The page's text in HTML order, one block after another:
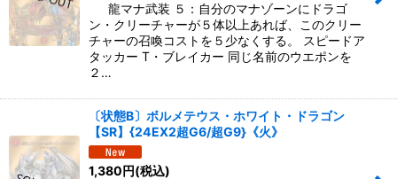
龍マナ武装 ５：自分のマナゾーンにドラゴ
ン・クリーチャーが５体以上あれば、このクリー
チャーの召喚コストを５少なくする。 スピードア
タッカー T・ブレイカー 同じ名前のウエポンを
２…
〔状態B〕ボルメテウス・ホワイト・ドラゴン
【SR】{24EX2超G6/超G9}《火》
1,380円(税込)